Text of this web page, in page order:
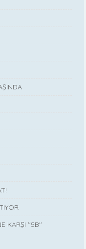
KARŞI ''5B''